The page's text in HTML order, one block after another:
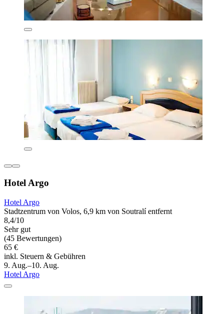
Hotel Argo
Hotel Argo
Stadtzentrum von Volos, 6,9 km von Soutralí entfernt
8,4/10
Sehr gut
(45 Bewertungen)
65 €
inkl. Steuern & Gebühren
9. Aug.–10. Aug.
Hotel Argo